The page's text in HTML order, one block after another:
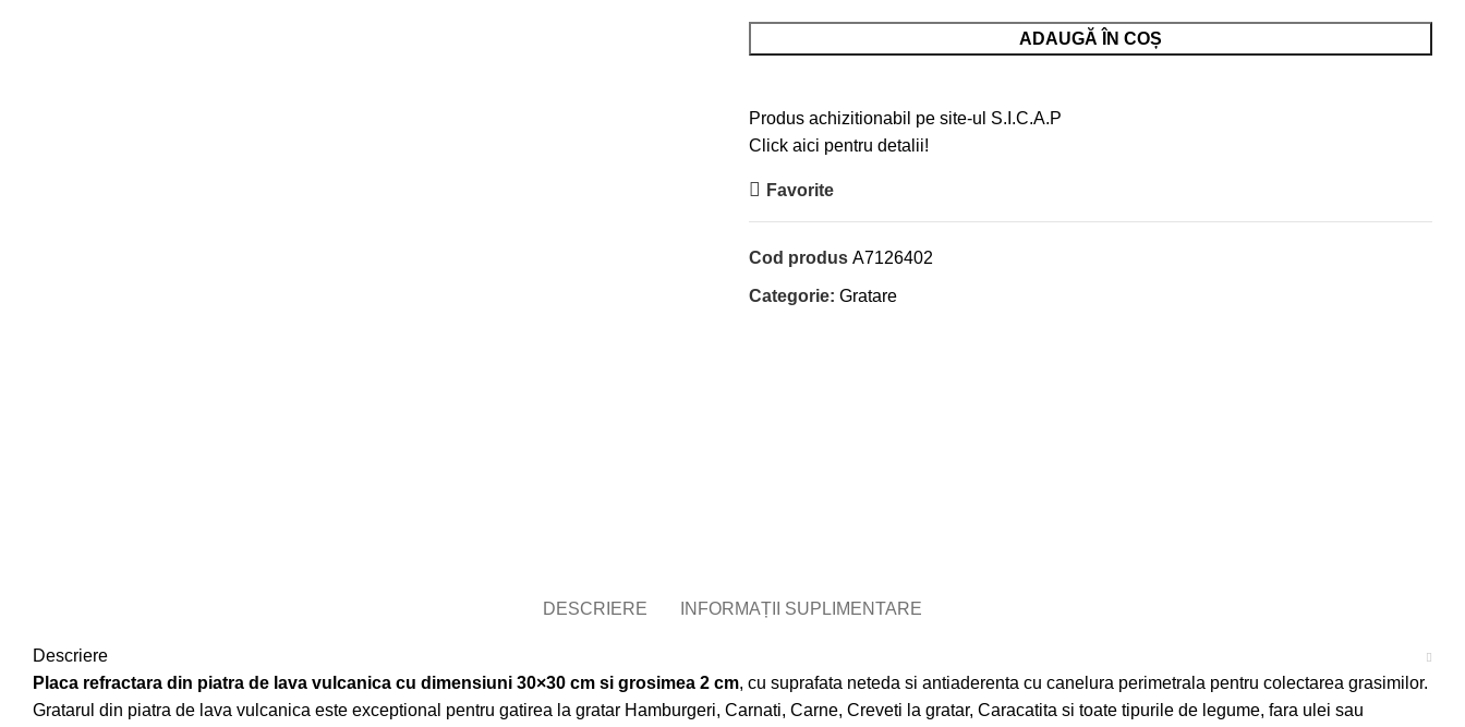
ADAUGĂ ÎN COȘ
Produs achizitionabil pe site-ul S.I.C.A.P
Click aici pentru detalii!
Favorite
Cod produs A7126402
Categorie: Gratare
DESCRIERE INFORMAȚII SUPLIMENTARE
Descriere
Placa refractara din piatra de lava vulcanica cu dimensiuni 30×30 cm si grosimea 2 cm, cu suprafata neteda si antiaderenta cu canelura perimetrala pentru colectarea grasimilor.
Gratarul din piatra de lava vulcanica este exceptional pentru gatirea la gratar Hamburgeri, Carnati, Carne, Creveti la gratar, Caracatita si toate tipurile de legume, fara ulei sau